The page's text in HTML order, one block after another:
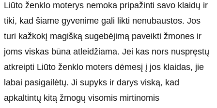
Liūto ženklo moterys nemoka pripažinti savo klaidų ir
tiki, kad šiame gyvenime gali likti nenubaustos. Jos
turi kažkokį magišką sugebėjimą paveikti žmones ir
joms viskas būna atleidžiama. Jei kas nors nuspręstų
atkreipti Liūto ženklo moters dėmesį į jos klaidas, jie
labai pasigailėtų. Ji supyks ir darys viską, kad
apkaltintų kitą žmogų visomis mirtinomis